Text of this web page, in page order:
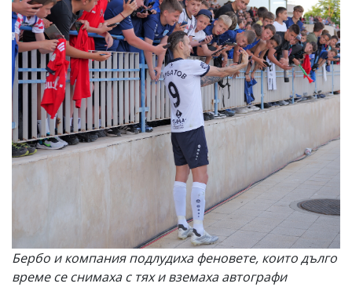
Бербо и компания подлудиха феновете, които дълго
време се снимаха с тях и вземаха автографи